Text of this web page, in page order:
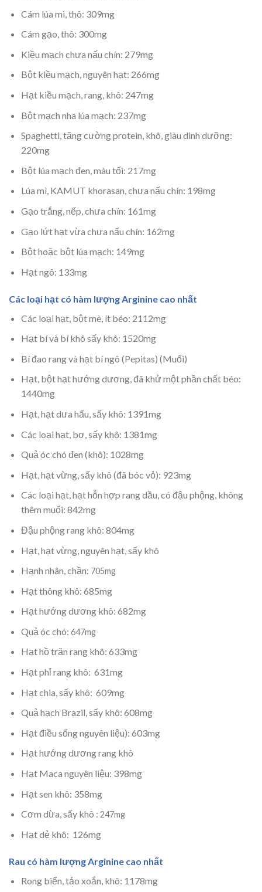
Cám lúa mì, thô: 309mg
Cám gạo, thô: 300mg
Kiều mạch chưa nấu chín: 279mg
Bột kiều mạch, nguyên hạt: 266mg
Hạt kiều mạch, rang, khô: 247mg
Bột mạch nha lúa mạch: 237mg
Spaghetti, tăng cường protein, khô, giàu dinh dưỡng:
220mg
Bột lúa mạch đen, màu tối: 217mg
Lúa mì, KAMUT khorasan, chưa nấu chín: 198mg
Gạo trắng, nếp, chưa chín: 161mg
Gạo lứt hạt vừa chưa nấu chín: 162mg
Bột hoặc bột lúa mạch: 149mg
Hạt ngô: 133mg
Các loại hạt có hàm lượng Arginine cao nhất
Các loại hạt, bột mè, ít béo: 2112mg
Hạt bí và bí khô sấy khô: 1520mg
Bí đao rang và hạt bí ngô (Pepitas) (Muối)
Hạt, bột hạt hướng dương, đã khử một phần chất béo:
1440mg
Hạt, hạt dưa hấu, sấy khô: 1391mg
Các loại hạt, bơ, sấy khô: 1381mg
Quả óc chó đen (khô): 1028mg
Hạt, hạt vừng, sấy khô (đã bóc vỏ): 923mg
Các loại hạt, hạt hỗn hợp rang dầu, có đậu phộng, không
thêm muối: 842mg
Đậu phộng rang khô: 804mg
Hạt, hạt vừng, nguyên hạt, sấy khô
Hạnh nhân, chần: 705mg
Hạt thông khô: 685mg
Hạt hướng dương khô: 682mg
Quả óc chó: 647mg
Hạt hồ trăn rang khô: 633mg
Hạt phỉ rang khô: 631mg
Hạt chia, sấy khô: 609mg
Quả hạch Brazil, sấy khô: 608mg
Hạt điều sống nguyên liệu): 603mg
Hạt hướng dương rang khô
Hạt Maca nguyên liệu: 398mg
Hạt sen khô: 358mg
Cơm dừa, sấy khô : 247mg
Hạt dẻ khô: 126mg
Rau có hàm lượng Arginine cao nhất
Rong biển, tảo xoắn, khô: 1178mg